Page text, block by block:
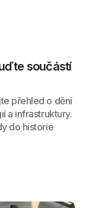
součástí
přehled o dění
a infrastruktury.
do historie